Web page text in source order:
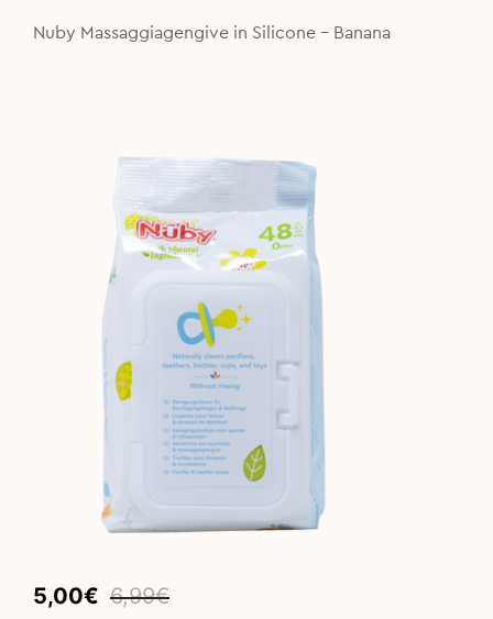
10,99€.
9,00€.
Nuby Massaggiagengive in Silicone - Banana
6,99€
Original
5,00€
Current